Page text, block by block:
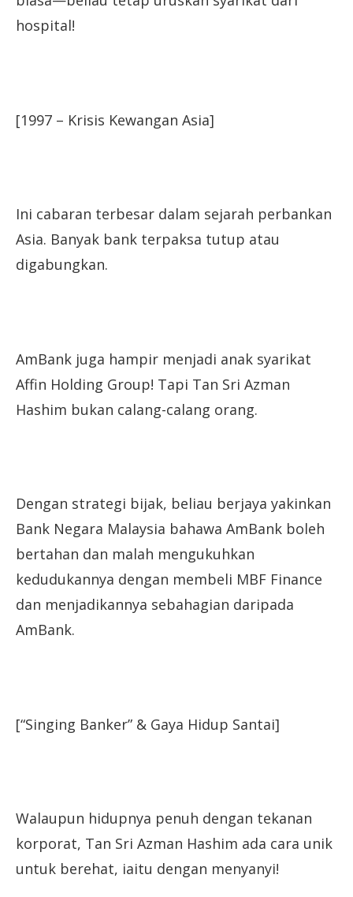
hospital!
[1997 – Krisis Kewangan Asia]
Ini cabaran terbesar dalam sejarah perbankan
Asia. Banyak bank terpaksa tutup atau
digabungkan.
AmBank juga hampir menjadi anak syarikat
Affin Holding Group! Tapi Tan Sri Azman
Hashim bukan calang-calang orang.
Dengan strategi bijak, beliau berjaya yakinkan
Bank Negara Malaysia bahawa AmBank boleh
bertahan dan malah mengukuhkan
kedudukannya dengan membeli MBF Finance
dan menjadikannya sebahagian daripada
AmBank.
[“Singing Banker” & Gaya Hidup Santai]
Walaupun hidupnya penuh dengan tekanan
korporat, Tan Sri Azman Hashim ada cara unik
untuk berehat, iaitu dengan menyanyi!